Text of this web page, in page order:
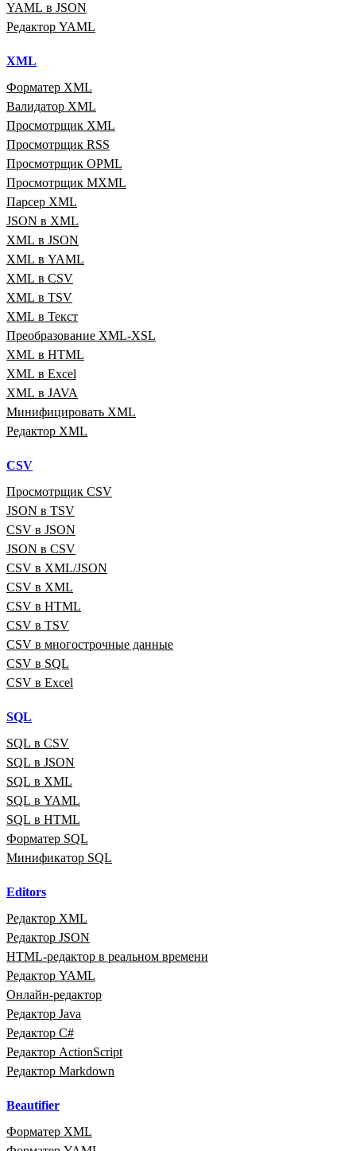
YAML в JSON
Редактор YAML
XML
Форматер XML
Валидатор XML
Просмотрщик XML
Просмотрщик RSS
Просмотрщик OPML
Просмотрщик MXML
Парсер XML
JSON в XML
XML в JSON
XML в YAML
XML в CSV
XML в TSV
XML в Текст
Преобразование XML‑XSL
XML в HTML
XML в Excel
XML в JAVA
Минифицировать XML
Редактор XML
CSV
Просмотрщик CSV
JSON в TSV
CSV в JSON
JSON в CSV
CSV в XML/JSON
CSV в XML
CSV в HTML
CSV в TSV
CSV в многострочные данные
CSV в SQL
CSV в Excel
SQL
SQL в CSV
SQL в JSON
SQL в XML
SQL в YAML
SQL в HTML
Форматер SQL
Минификатор SQL
Editors
Редактор XML
Редактор JSON
HTML‑редактор в реальном времени
Редактор YAML
Онлайн‑редактор
Редактор Java
Редактор C#
Редактор ActionScript
Редактор Markdown
Beautifier
Форматер XML